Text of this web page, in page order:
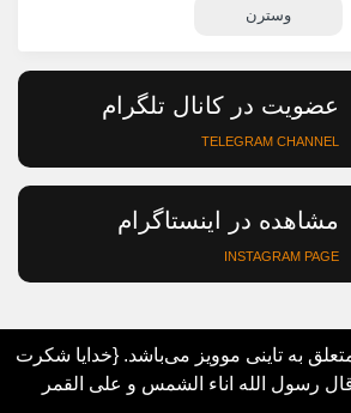
وسترن
عضویت در کانال تلگرام
TELEGRAM CHANNEL
مشاهده در اینستاگرام
INSTAGRAM PAGE
به تاینی موویز می‌باشد. {خدایا شکرت
قال رسول الله اناء الشمس و علی القمر